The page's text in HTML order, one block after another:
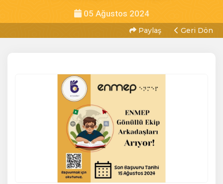
05 Ağustos 2024
Paylaş Geri Dön